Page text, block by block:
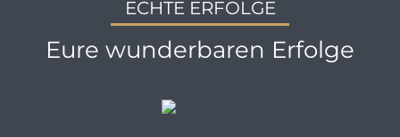
ECHTE ERFOLGE
Eure wunderbaren Erfolge